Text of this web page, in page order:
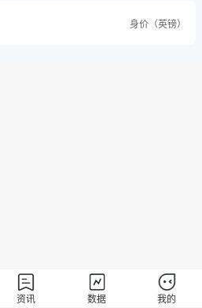
身价（英镑）
资讯 数据 我的